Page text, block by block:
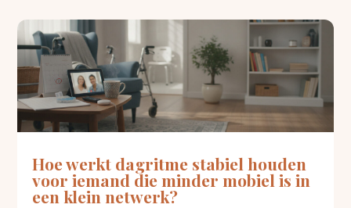
Hoe werkt dagritme stabiel houden
voor iemand die minder mobiel is in
een klein netwerk?